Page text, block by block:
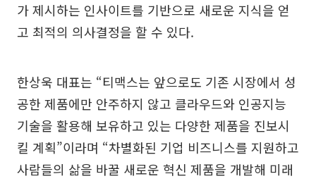
가 제시하는 인사이트를 기반으로 새로운 지식을 얻
고 최적의 의사결정을 할 수 있다.
한상욱 대표는 “티맥스는 앞으로도 기존 시장에서 성
공한 제품에만 안주하지 않고 클라우드와 인공지능
기술을 활용해 보유하고 있는 다양한 제품을 진보시
킬 계획”이라며 “차별화된 기업 비즈니스를 지원하고
사람들의 삶을 바꿀 새로운 혁신 제품을 개발해 미래